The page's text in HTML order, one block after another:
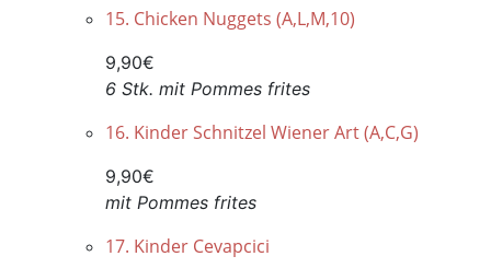
15. Chicken Nuggets (A,L,M,10)
9,90€
6 Stk. mit Pommes frites
16. Kinder Schnitzel Wiener Art (A,C,G)
9,90€
mit Pommes frites
17. Kinder Cevapcici